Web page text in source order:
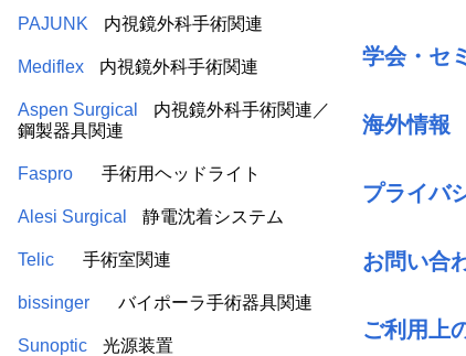
PAJUNK 内視鏡外科手術関連
Mediflex 内視鏡外科手術関連
Aspen Surgical
内視鏡外科手術関連／
鋼製器具関連
Faspro 手術用ヘッドライト
Alesi Surgical 静電沈着システム
Telic 手術室関連
bissinger バイポーラ手術器具関連
Sunoptic 光源装置
学会・セ
海外情報
プライバ
お問い合
ご利用上